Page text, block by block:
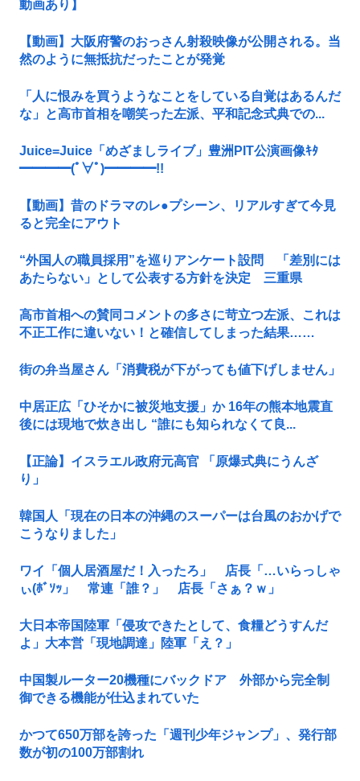
動画あり】
【動画】大阪府警のおっさん射殺映像が公開される。当
然のように無抵抗だったことが発覚
「人に恨みを買うようなことをしている自覚はあるんだ
な」と高市首相を嘲笑った左派、平和記念式典での...
Juice=Juice「めざましライブ」豊洲PIT公演画像ｷﾀ
━━━━(ﾟ∀ﾟ)━━━━!!
【動画】昔のドラマのレ●プシーン、リアルすぎて今見
ると完全にアウト
“外国人の職員採用”を巡りアンケート設問 「差別には
あたらない」として公表する方針を決定 三重県
高市首相への賛同コメントの多さに苛立つ左派、これは
不正工作に違いない！と確信してしまった結果……
街の弁当屋さん「消費税が下がっても値下げしません」
中居正広「ひそかに被災地支援」か 16年の熊本地震直
後には現地で炊き出し “誰にも知られなくて良...
【正論】イスラエル政府元高官 「原爆式典にうんざ
り」
韓国人「現在の日本の沖縄のスーパーは台風のおかげで
こうなりました」
ワイ「個人居酒屋だ！入ったろ」 店長「…いらっしゃ
ぃ(ﾎﾞｿｯ」 常連「誰？」 店長「さぁ？ｗ」
大日本帝国陸軍「侵攻できたとして、食糧どうすんだ
よ」大本営「現地調達」陸軍「え？」
中国製ルーター20機種にバックドア 外部から完全制
御できる機能が仕込まれていた
かつて650万部を誇った「週刊少年ジャンプ」、発行部
数が初の100万部割れ